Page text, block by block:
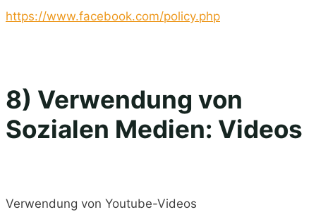
https://www.facebook.com/policy.php
8) Verwendung von
Sozialen Medien: Videos
Verwendung von Youtube-Videos